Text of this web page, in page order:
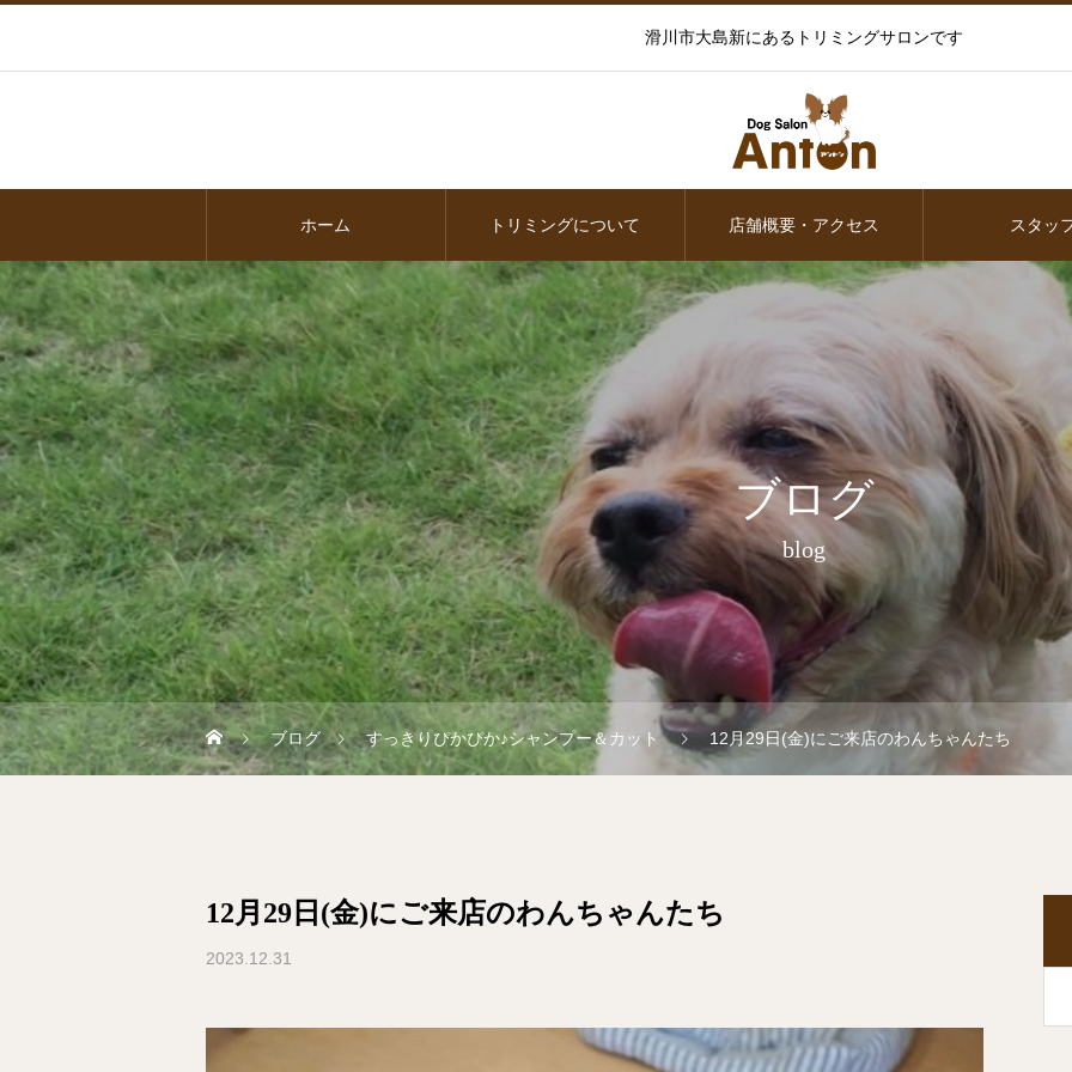
滑川市大島新にあるトリミングサロンです
ホーム トリミングについて 店舗概要・アクセス スタッ
ブログ
blog
ブログ すっきりぴかぴか♪シャンプー＆カット 12月29日(金)にご来店のわんちゃんたち
12月29日(金)にご来店のわんちゃんたち
2023.12.31